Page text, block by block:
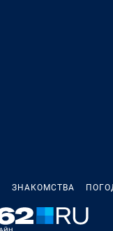
ЗНАКОМСТВА